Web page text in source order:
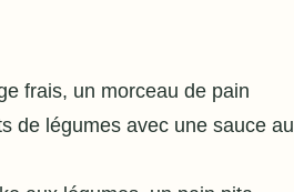
frais, un morceau de pain
de légumes avec une sauce au